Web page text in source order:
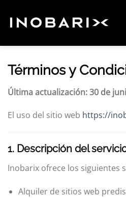
contenido
Términos y
Última actualización: 30 de
El uso del sitio web https://
1. Descripción del
Inobarix ofrece los siguientes
Alquiler de sitios web